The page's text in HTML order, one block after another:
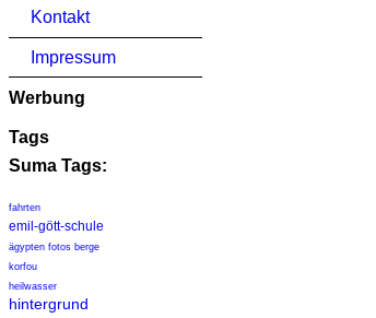
Kontakt
Impressum
Werbung
Tags
Suma Tags:
fahrten
emil-gött-schule
ägypten fotos berge
korfou
heilwasser
hintergrund